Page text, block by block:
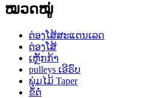
ໝວດໝູ່
ຕ່ອງໂສ້ສະແຕນເລດ
ຕ່ອງໂສ້
ເຫຼັກກ້າ
pulleys ເອີຣົບ
ພຸ່ມໄມ້ Taper
ຂໍ້ຕໍ່